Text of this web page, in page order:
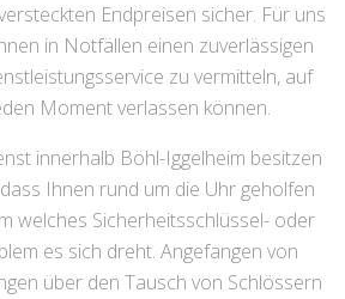
Endpreisen sicher. Für uns
in Notfällen einen zuverlässigen
zu vermitteln, auf
Moment verlassen können.
innerhalb Böhl-Iggelheim besitzen
Ihnen rund um die Uhr geholfen
welches Sicherheitsschlüssel- oder
es sich dreht. Angefangen von
über den Tausch von Schlössern